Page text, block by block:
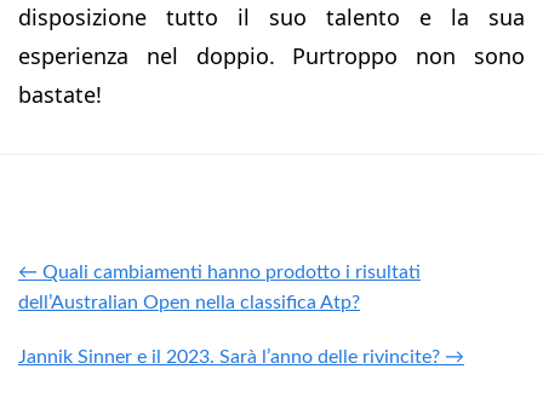
disposizione tutto il suo talento e la sua
esperienza nel doppio. Purtroppo non sono
bastate!
← Quali cambiamenti hanno prodotto i risultati
dell’Australian Open nella classifica Atp?
Jannik Sinner e il 2023. Sarà l’anno delle rivincite? →